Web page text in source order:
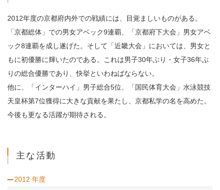
2012年度の京都府内外での戦績には、目覚ましいものがある。
「京都総体」での男女アベック9連覇、「京都府下大会」男女アベ
ック8連覇を成し遂げた。そして「近畿大会」においては、男女と
もに初優勝に輝いたのである。これは男子30年ぶり・女子36年ぶ
りの総合優勝であり、快挙といわねばならない。
他に、「インターハイ」男子総合5位、「国民体育大会」水泳競技
天皇杯第7位獲得に大きな貢献を果たし、京都私学の名を高めた。
今後も更なる活躍が期待される。
主な活動
2012 年度